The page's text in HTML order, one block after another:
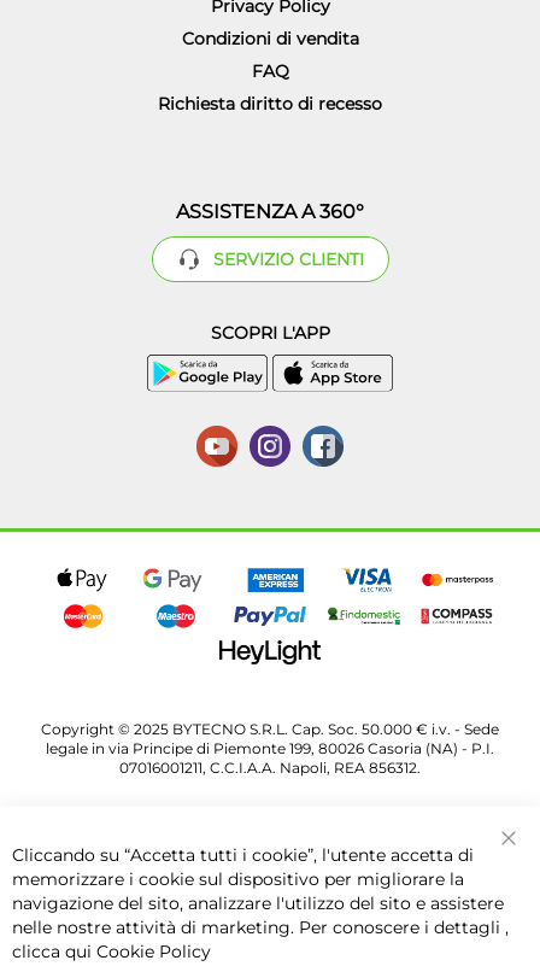
Privacy Policy
Condizioni di vendita
FAQ
Richiesta diritto di recesso
ASSISTENZA A 360°
SERVIZIO CLIENTI
SCOPRI L'APP
Copyright © 2025 BYTECNO S.R.L. Cap. Soc. 50.000 € i.v. - Sede
legale in via Principe di Piemonte 199, 80026 Casoria (NA) - P.I.
07016001211, C.C.I.A.A. Napoli, REA 856312.
Cliccando su “Accetta tutti i cookie”, l'utente accetta di
memorizzare i cookie sul dispositivo per migliorare la
navigazione del sito, analizzare l'utilizzo del sito e assistere
nelle nostre attività di marketing. Per conoscere i dettagli ,
clicca qui Cookie Policy